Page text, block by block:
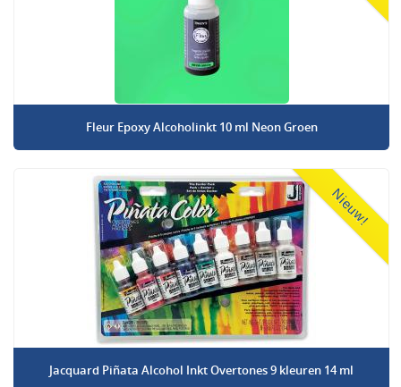
Fleur Epoxy Alcoholinkt 10 ml Neon Groen
Nieuw!
Jacquard Piñata Alcohol Inkt Overtones 9 kleuren 14 ml